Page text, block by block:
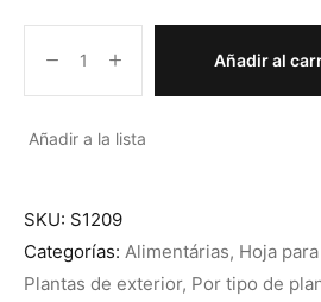
Añadir al
Añadir a la lista
SKU: S1209
Categorías: Alimentárias, Hoja
Plantas de exterior, Por tipo de